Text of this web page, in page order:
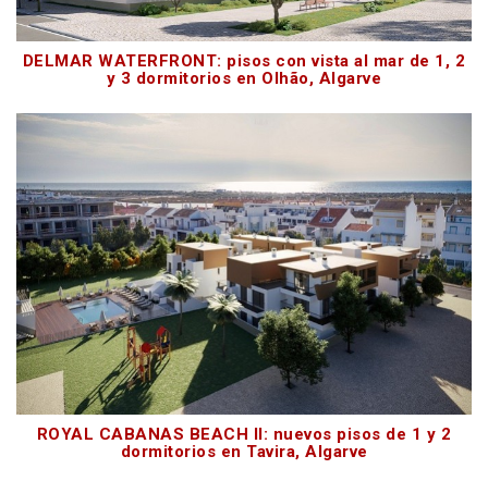
DELMAR WATERFRONT: pisos con vista al mar de 1, 2
y 3 dormitorios en Olhão, Algarve
ROYAL CABANAS BEACH II: nuevos pisos de 1 y 2
dormitorios en Tavira, Algarve